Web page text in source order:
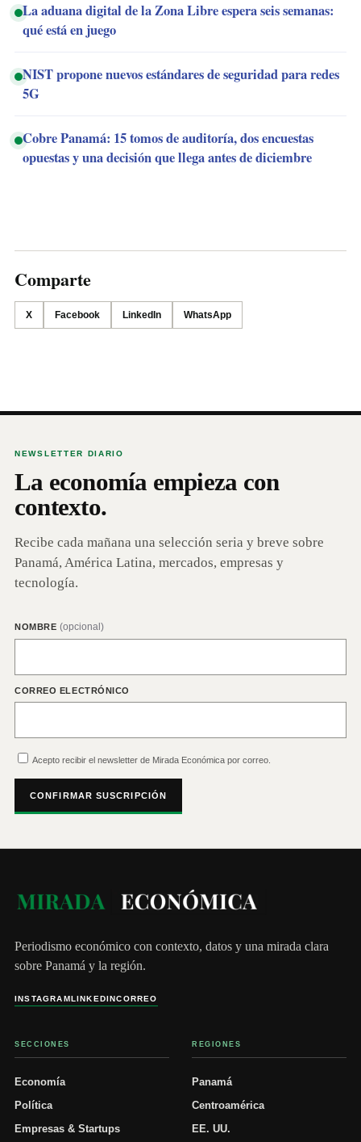
La aduana digital de la Zona Libre espera seis semanas:
qué está en juego
NIST propone nuevos estándares de seguridad para redes
5G
Cobre Panamá: 15 tomos de auditoría, dos encuestas
opuestas y una decisión que llega antes de diciembre
Comparte
X Facebook LinkedIn WhatsApp
NEWSLETTER DIARIO
La economía empieza con
contexto.
Recibe cada mañana una selección seria y breve sobre
Panamá, América Latina, mercados, empresas y
tecnología.
NOMBRE (opcional)
CORREO ELECTRÓNICO
Acepto recibir el newsletter de Mirada Económica por correo.
CONFIRMAR SUSCRIPCIÓN
Periodismo económico con contexto, datos y una mirada clara
sobre Panamá y la región.
INSTAGRAM LINKEDINCORREO
SECCIONES
Economía
Política
Empresas & Startups
REGIONES
Panamá
Centroamérica
EE. UU.